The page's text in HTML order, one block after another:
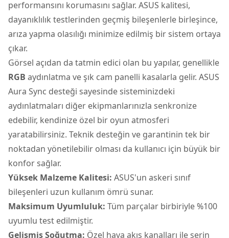
performansını korumasını sağlar. ASUS kalitesi,
dayanıklılık testlerinden geçmiş bileşenlerle birleşince,
arıza yapma olasılığı minimize edilmiş bir sistem ortaya
çıkar.
Görsel açıdan da tatmin edici olan bu yapılar, genellikle
RGB aydınlatma ve şık cam panelli kasalarla gelir. ASUS
Aura Sync desteği sayesinde sisteminizdeki
aydınlatmaları diğer ekipmanlarınızla senkronize
edebilir, kendinize özel bir oyun atmosferi
yaratabilirsiniz. Teknik desteğin ve garantinin tek bir
noktadan yönetilebilir olması da kullanıcı için büyük bir
konfor sağlar.
Yüksek Malzeme Kalitesi: ASUS'un askeri sınıf
bileşenleri uzun kullanım ömrü sunar.
Maksimum Uyumluluk: Tüm parçalar birbiriyle %100
uyumlu test edilmiştir.
Gelişmiş Soğutma: Özel hava akış kanalları ile serin